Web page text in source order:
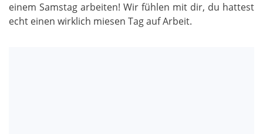
einem Samstag arbeiten! Wir fühlen mit dir, du hattest
echt einen wirklich miesen Tag auf Arbeit.